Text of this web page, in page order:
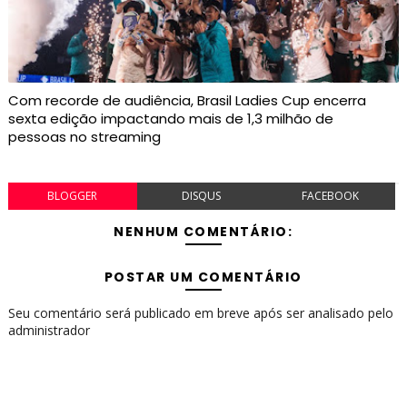
Com recorde de audiência, Brasil Ladies Cup encerra
sexta edição impactando mais de 1,3 milhão de
pessoas no streaming
BLOGGER DISQUS FACEBOOK
NENHUM COMENTÁRIO:
POSTAR UM COMENTÁRIO
Seu comentário será publicado em breve após ser analisado pelo
administrador